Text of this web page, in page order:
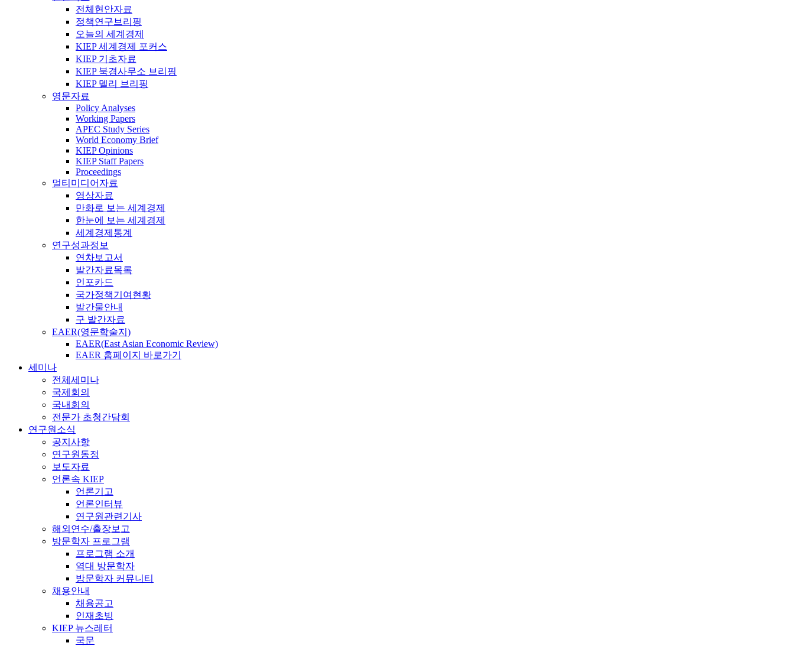
전체현안자료
정책연구브리핑
오늘의 세계경제
KIEP 세계경제 포커스
KIEP 기초자료
KIEP 북경사무소 브리핑
KIEP 델리 브리핑
영문자료
Policy Analyses
Working Papers
APEC Study Series
World Economy Brief
KIEP Opinions
KIEP Staff Papers
Proceedings
멀티미디어자료
영상자료
만화로 보는 세계경제
한눈에 보는 세계경제
세계경제통계
연구성과정보
연차보고서
발간자료목록
인포카드
국가정책기여현황
발간물안내
구 발간자료
EAER(영문학술지)
EAER(East Asian Economic Review)
EAER 홈페이지 바로가기
세미나
전체세미나
국제회의
국내회의
전문가 초청간담회
연구원소식
공지사항
연구원동정
보도자료
언론속 KIEP
언론기고
언론인터뷰
연구원관련기사
해외연수/출장보고
방문학자 프로그램
프로그램 소개
역대 방문학자
방문학자 커뮤니티
채용안내
채용공고
인재초빙
KIEP 뉴스레터
국문